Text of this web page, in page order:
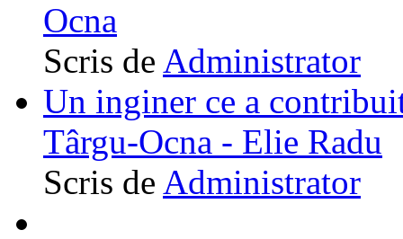
Ocna
Scris de Administrator
Un inginer ce a
Târgu-Ocna - Elie Radu
Scris de Administrator